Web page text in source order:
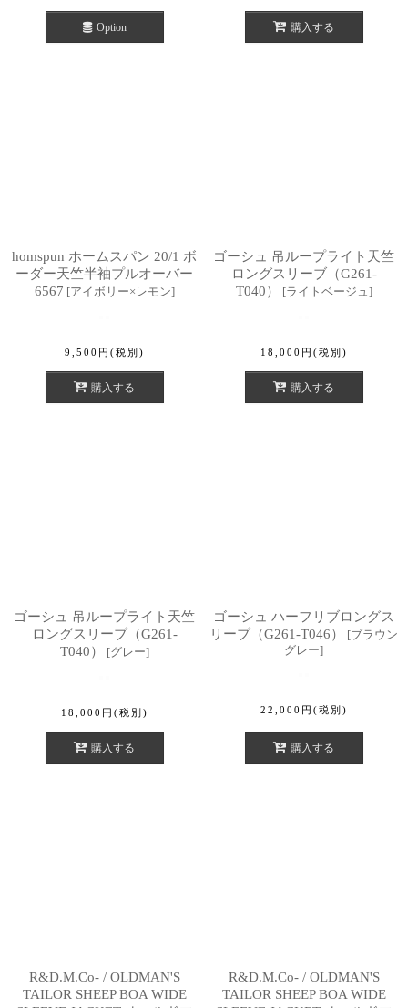
Option 購入する
homspun ホームスパン 20/1 ボ
ーダー天竺半袖プルオーバー
6567 [アイボリー×レモン]
9,500 円 (税別)
購入する
ゴーシュ 吊ループライト天竺
ロングスリーブ（G261-
T040）
[ライトベージュ]
18,000 円 (税別)
購入する
ゴーシュ 吊ループライト天竺
ロングスリーブ（G261-
T040）
[グレー]
18,000 円 (税別)
購入する
ゴーシュ ハーフリブロングス
リーブ（G261-T046）
[ブラウン
グレー]
22,000 円 (税別)
購入する
R&D.M.Co- / OLDMAN'S
TAILOR SHEEP BOA WIDE
R&D.M.Co- / OLDMAN'S
TAILOR SHEEP BOA WIDE